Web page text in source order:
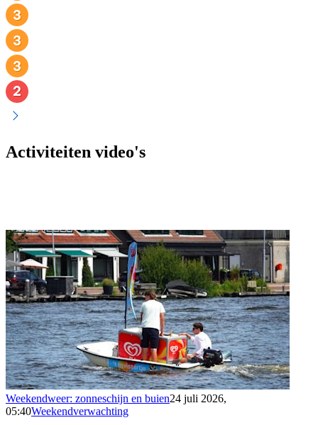
Activiteiten video's
Weekendweer: zonneschijn en buien24 juli 2026,
05:40Weekendverwachting